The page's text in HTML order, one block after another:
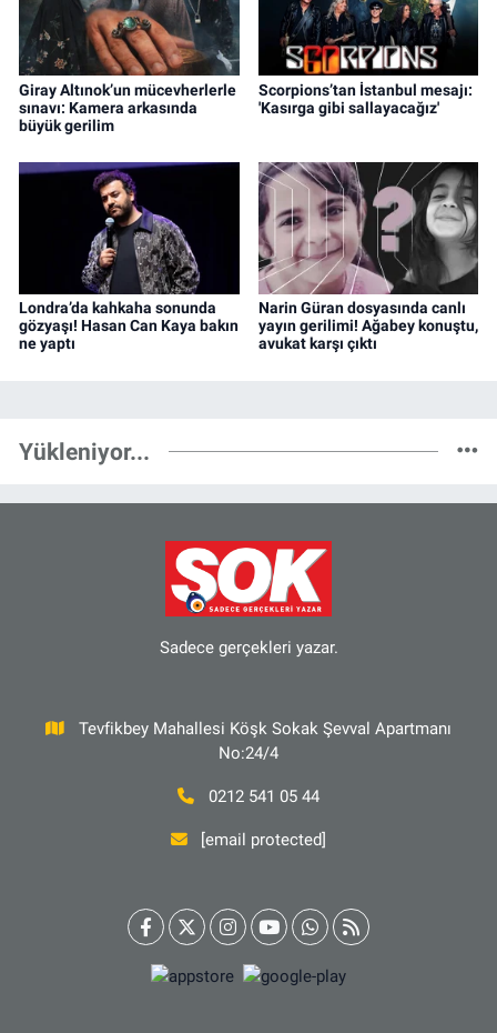
Giray Altınok’un mücevherlerle
sınavı: Kamera arkasında
büyük gerilim
Scorpions’tan İstanbul mesajı:
'Kasırga gibi sallayacağız'
Londra’da kahkaha sonunda
gözyaşı! Hasan Can Kaya bakın
ne yaptı
Narin Güran dosyasında canlı
yayın gerilimi! Ağabey konuştu,
avukat karşı çıktı
Yükleniyor...
Sadece gerçekleri yazar.
Tevfikbey Mahallesi Köşk Sokak Şevval Apartmanı
No:24/4
0212 541 05 44
[email protected]